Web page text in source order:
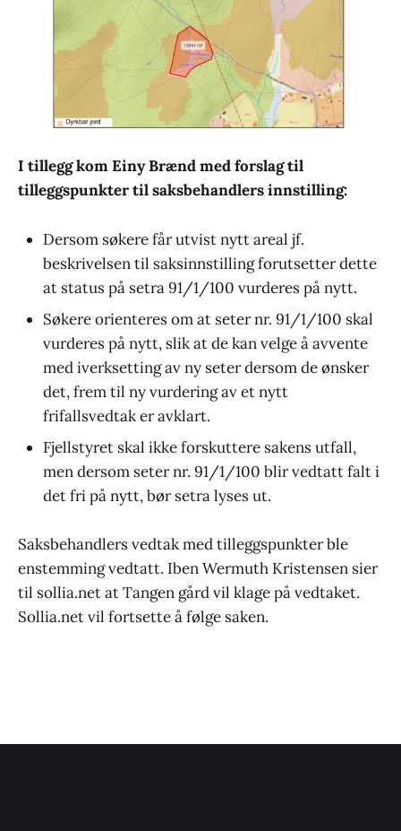
I tillegg kom Einy Brænd med forslag til
tilleggspunkter til saksbehandlers innstilling:
Dersom søkere får utvist nytt areal jf.
beskrivelsen til saksinnstilling forutsetter dette
at status på setra 91/1/100 vurderes på nytt.
Søkere orienteres om at seter nr. 91/1/100 skal
vurderes på nytt, slik at de kan velge å avvente
med iverksetting av ny seter dersom de ønsker
det, frem til ny vurdering av et nytt
frifallsvedtak er avklart.
Fjellstyret skal ikke forskuttere sakens utfall,
men dersom seter nr. 91/1/100 blir vedtatt falt i
det fri på nytt, bør setra lyses ut.
Saksbehandlers vedtak med tilleggspunkter ble
enstemming vedtatt. Iben Wermuth Kristensen sier
til sollia.net at Tangen gård vil klage på vedtaket.
Sollia.net vil fortsette å følge saken.